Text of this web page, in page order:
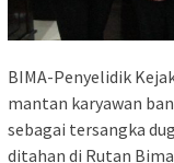
BIMA-Penyelidik
mantan karyawan
sebagai tersangka
ditahan di Rutan